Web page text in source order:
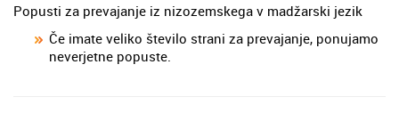
Popusti za prevajanje iz nizozemskega v madžarski jezik
Če imate veliko število strani za prevajanje, ponujamo
neverjetne popuste.